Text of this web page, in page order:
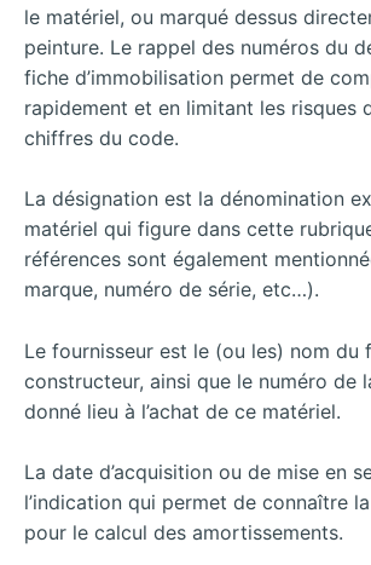
le matériel, ou marqué dessus
peinture. Le rappel des numéros du
fiche d’immobilisation permet de
rapidement et en limitant les risques
chiffres du code.
La désignation est la dénomination
matériel qui figure dans cette
références sont également
marque, numéro de série, etc…).
Le fournisseur est le (ou les) nom du
constructeur, ainsi que le numéro de
donné lieu à l’achat de ce matériel.
La date d’acquisition ou de mise en
l’indication qui permet de connaître
pour le calcul des amortissements.